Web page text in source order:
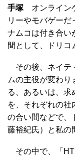
手塚オンライン
リーやモバゲーだ
ナムコは付き合い
間として、ドリコ
その後、ネイテ
ムの主役が変わり
る、あるいは、求
を、それぞれの社
の合い間などで、
藤裕紀氏）と私の
その中で、「